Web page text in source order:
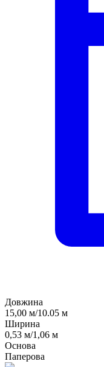
Довжина
15,00 м/10.05 м
Ширина
0,53 м/1,06 м
Основа
Паперова